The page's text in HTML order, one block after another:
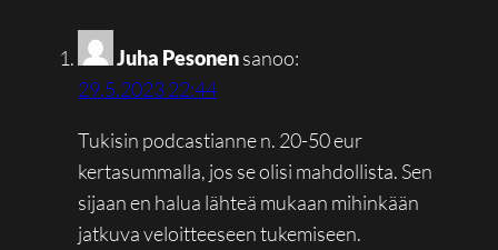
Juha Pesonensanoo:
29.5.2023 22:44
Tukisin podcastianne n. 20-50 eur
kertasummalla, jos se olisi mahdollista. Sen
sijaan en halua lähteä mukaan mihinkään
jatkuva veloitteeseen tukemiseen.